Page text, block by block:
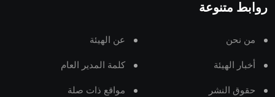
روابط متنوعة
من نحن عن الهيئة
أخبار الهيئة كلمة المدير العام
حقوق النشر مواقع ذات صلة